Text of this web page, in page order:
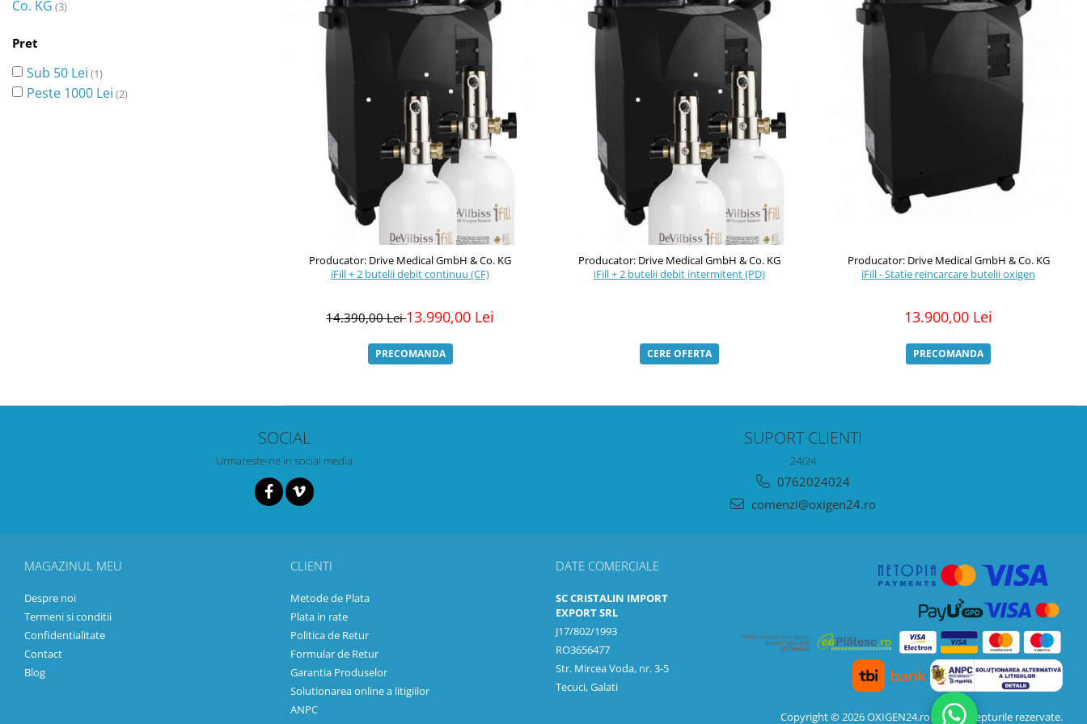
Co. KG (3)
Pret
Sub 50 Lei (1)
Peste 1000 Lei (2)
Producator: Drive Medical GmbH & Co. KG
iFill + 2 butelii debit continuu (CF)
14.390,00 Lei13.990,00 Lei
PRECOMANDA
Producator: Drive Medical GmbH & Co. KG
iFill + 2 butelii debit intermitent (PD)
CERE OFERTA
Producator: Drive Medical GmbH & Co. KG
iFill - Statie reincarcare butelii oxigen
13.900,00 Lei
PRECOMANDA
SOCIAL
Urmareste-ne in social media
SUPORT CLIENTI
24/24
0762024024
comenzi@oxigen24.ro
MAGAZINUL MEU
Despre noi
Termeni si conditii
Confidentialitate
Contact
Blog
CLIENTI
Metode de Plata
Plata in rate
Politica de Retur
Formular de Retur
Garantia Produselor
Solutionarea online a litigiilor
ANPC
DATE COMERCIALE
SC CRISTALIN IMPORT
EXPORT SRL
J17/802/1993
RO3656477
Str. Mircea Voda, nr. 3-5
Tecuci, Galati
Copyright © 2026 OXIGEN24.ro. Toate drepturile rezervate.